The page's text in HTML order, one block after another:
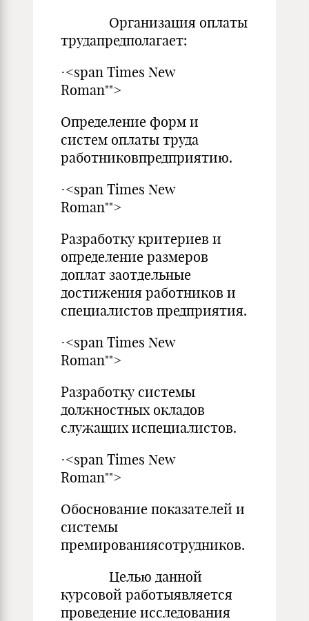
Организация оплаты
трудапредполагает:
·<span Times New
Roman"">
Определение форм и
систем оплаты труда
работниковпредприятию.
·<span Times New
Roman"">
Разработку критериев и
определение размеров
доплат заотдельные
достижения работников и
специалистов предприятия.
·<span Times New
Roman"">
Разработку системы
должностных окладов
служащих испециалистов.
·<span Times New
Roman"">
Обоснование показателей и
системы
премированиясотрудников.
Целью данной
курсовой работыявляется
проведение исследования